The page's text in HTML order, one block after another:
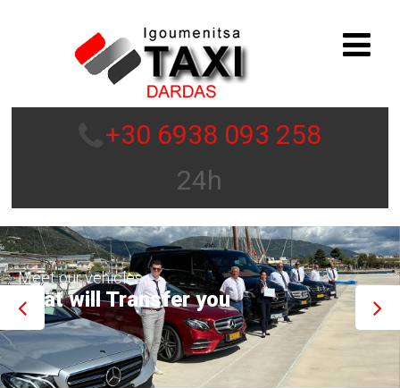
+30 6938 093 258
24h
Meet our vehicles
That will Transfer you